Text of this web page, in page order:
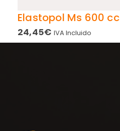
Elastopol Ms 600 cc
24,45€ IVA Incluido